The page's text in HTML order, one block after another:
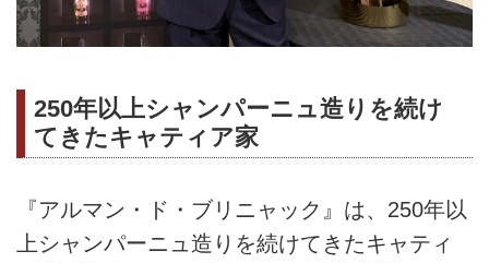
250年以上シャンパーニュ造りを続け
てきたキャティア家
『アルマン・ド・ブリニャック』は、250年以
上シャンパーニュ造りを続けてきたキャティ